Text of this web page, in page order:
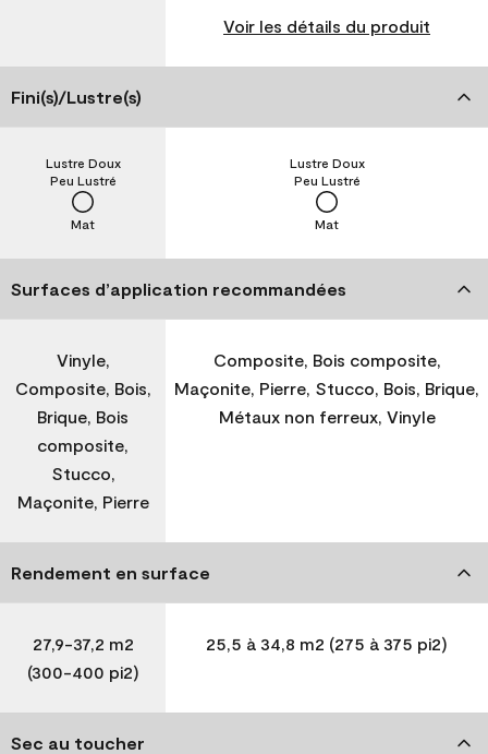
Voir les détails du produit
Fini(s)/Lustre(s)
Mat
Peu Lustré
Lustre Doux
Mat
Peu Lustré
Lustre Doux
Surfaces d’application recommandées
Vinyle,
Composite, Bois,
Brique, Bois
composite,
Stucco,
Maçonite, Pierre
Composite, Bois composite,
Maçonite, Pierre, Stucco, Bois, Brique,
Métaux non ferreux, Vinyle
Rendement en surface
27,9-37,2 m2
(300-400 pi2)
25,5 à 34,8 m2 (275 à 375 pi2)
Sec au toucher